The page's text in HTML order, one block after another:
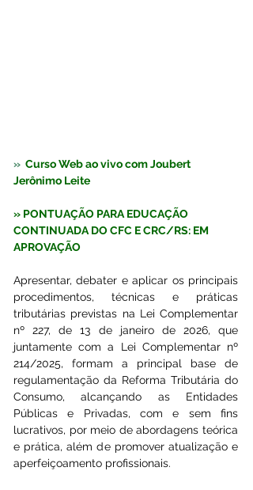
» Curso Web ao vivo com Joubert
Jerônimo Leite
» PONTUAÇÃO PARA EDUCAÇÃO
CONTINUADA DO CFC E CRC/RS: EM
APROVAÇÃO
Apresentar, debater e aplicar os principais
procedimentos, técnicas e práticas
tributárias previstas na Lei Complementar
nº 227, de 13 de janeiro de 2026, que
juntamente com a Lei Complementar nº
214/2025, formam a principal base de
regulamentação da Reforma Tributária do
Consumo, alcançando as Entidades
Públicas e Privadas, com e sem fins
lucrativos, por meio de abordagens teórica
e prática, além de promover atualização e
aperfeiçoamento profissionais.